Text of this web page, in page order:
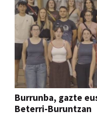
Burrunba, gazte
Beterri-Buruntzan